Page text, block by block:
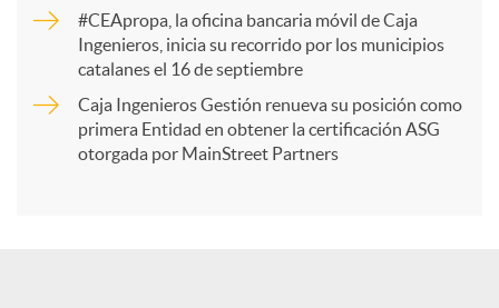
r
t
#CEApropa, la oficina bancaria móvil de Caja
Ingenieros, inicia su recorrido por los municipios
catalanes el 16 de septiembre
Caja Ingenieros Gestión renueva su posición como
primera Entidad en obtener la certificación ASG
otorgada por MainStreet Partners